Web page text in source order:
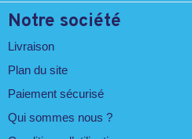
Notre société
Livraison
Plan du site
Paiement sécurisé
Qui sommes nous ?